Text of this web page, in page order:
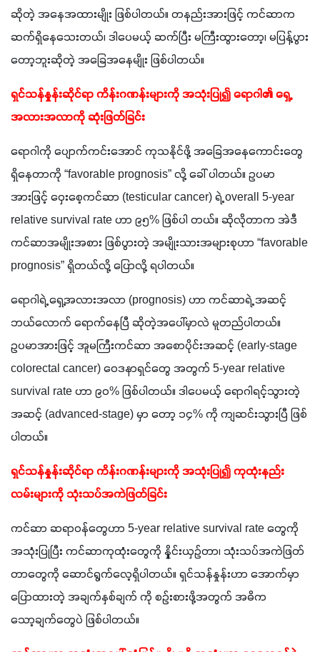
ဆိုတဲ့ အနေအထားမျိုး ဖြစ်ပါတယ်။ တနည်းအားဖြင့် ကင်ဆာက
ဆက်ရှိနေသေးတယ်၊ ဒါပေမယ့် ဆက်ပြီး မကြီးထွားတော့၊ မပြန့်ပွား
တော့ဘူးဆိုတဲ့ အခြေအနေမျိုး ဖြစ်ပါတယ်။
ရှင်သန်နှုန်းဆိုင်ရာ ကိန်းဂဏန်းများကို အသုံးပြု၍ ရောဂါ၏ ရှေ့
အလားအလာကို ဆုံးဖြတ်ခြင်း
ရောဂါကို ပျောက်ကင်းအောင် ကုသနိုင်ဖို့ အခြေအနေကောင်းတွေ
ရှိနေတာကို “favorable prognosis” လို့ ခေါ် ပါတယ်။ ဥပမာ
အားဖြင့် ဝှေးစေ့ကင်ဆာ (testicular cancer) ရဲ့ overall 5-year
relative survival rate ဟာ ၉၅% ဖြစ်ပါ တယ်။ ဆိုလိုတာက အဲဒီ
ကင်ဆာအမျိုးအစား ဖြစ်ပွားတဲ့ အမျိုးသားအများစုဟာ “favorable
prognosis” ရှိတယ်လို့ ပြောလို့ ရပါတယ်။
ရောဂါရဲ့ ရှေ့အလားအလာ (prognosis) ဟာ ကင်ဆာရဲ့ အဆင့်
ဘယ်လောက် ရောက်နေပြီ ဆိုတဲ့အပေါ်မှာလဲ မူတည်ပါတယ်။
ဥပမာအားဖြင့် အူမကြီးကင်ဆာ အစောပိုင်းအဆင့် (early-stage
colorectal cancer) ဝေဒနာရှင်တွေ အတွက် 5-year relative
survival rate ဟာ ၉၀% ဖြစ်ပါတယ်။ ဒါပေမယ့် ရောဂါရင့်သွားတဲ့
အဆင့် (advanced-stage) မှာ တော့ ၁၄% ကို ကျဆင်းသွားပြီ ဖြစ်
ပါတယ်။
ရှင်သန်နှုန်းဆိုင်ရာ ကိန်းဂဏန်းများကို အသုံးပြု၍ ကုထုံးနည်း
လမ်းများကို သုံးသပ်အကဲဖြတ်ခြင်း
ကင်ဆာ ဆရာဝန်တွေဟာ 5-year relative survival rate တွေကို
အသုံးပြုပြီး ကင်ဆာကုထုံးတွေကို နှိုင်းယှဉ်တာ၊ သုံးသပ်အကဲဖြတ်
တာတွေကို ဆောင်ရွက်လေ့ရှိပါတယ်။ ရှင်သန်နှုန်းဟာ အောက်မှာ
ပြောထားတဲ့ အချက်နှစ်ချက် ကို စဉ်းစားဖို့အတွက် အဓိက
သော့ချက်တွေပဲ ဖြစ်ပါတယ်။